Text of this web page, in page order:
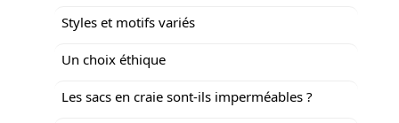
Styles et motifs variés
Un choix éthique
Les sacs en craie sont-ils imperméables ?